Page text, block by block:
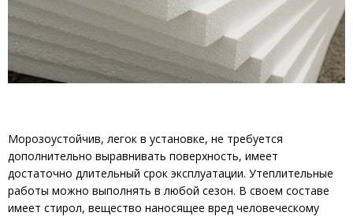
Морозоустойчив, легок в установке, не требуется
дополнительно выравнивать поверхность, имеет
достаточно длительный срок эксплуатации. Утеплительные
работы можно выполнять в любой сезон. В своем составе
имеет стирол, вещество наносящее вред человеческому